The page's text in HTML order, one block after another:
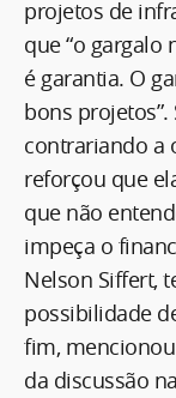
projetos de
que “o gargalo
é garantia. O
bons
contrariando a
reforçou que
que não
impeça o
Nelson Siffert,
possibilidade
fim,
da discussão